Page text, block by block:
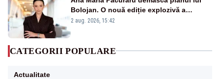
Bolojan. O nouă ediție explozivă a
emisiunii „Miza Zilei” la Realitatea PLUS
2 aug. 2026, 15:42
CATEGORII POPULARE
Actualitate